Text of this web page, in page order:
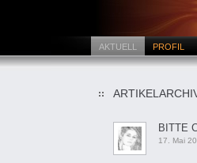
AKTUELL PROFIL
BITTE
17. Mai